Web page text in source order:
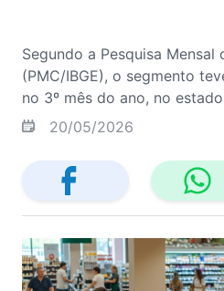
Segundo a Pesquisa Mensal
(PMC/IBGE), o segmento
no 3º mês do ano, no
20/05/2026